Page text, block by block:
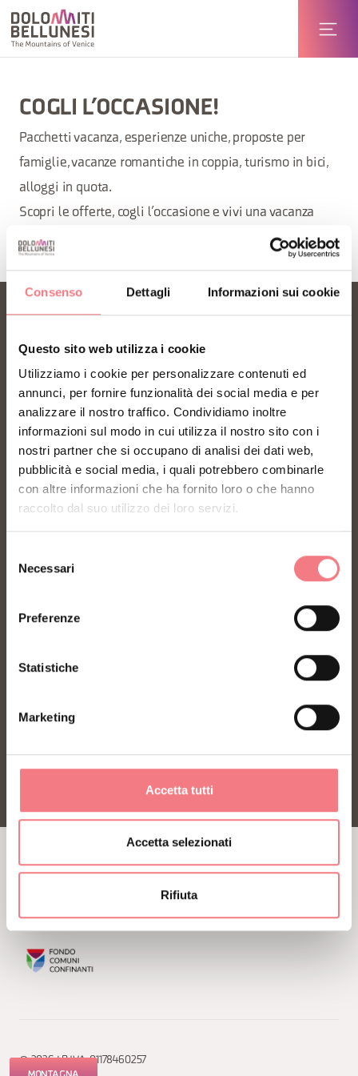
Consenso Dettagli Informazioni sui cookie
Questo sito web utilizza i cookie
Utilizziamo i cookie per personalizzare contenuti ed
annunci, per fornire funzionalità dei social media e per
analizzare il nostro traffico. Condividiamo inoltre
informazioni sul modo in cui utilizza il nostro sito con i
nostri partner che si occupano di analisi dei dati web,
pubblicità e social media, i quali potrebbero combinarle
con altre informazioni che ha fornito loro o che hanno
raccolto dal suo utilizzo dei loro servizi.
delNecessari
Preferenze
Statistiche
Marketing
Accetta tutti
Accetta selezionati
Rifiuta
COGLI L’OCCASIONE!
Pacchetti vacanza, esperienze uniche, proposte per
famiglie, vacanze romantiche in coppia, turismo in bici,
alloggi in quota.
Scopri le offerte, cogli l’occasione e vivi una vacanza
unica!
FONDAZIONE DMO DOLOMITI BELLUNESI
Piazza Santo Stefano 15/17
32100 Belluno - Italia
Privacy
Informativa Cookies
Richiesta informazioni
© 2026 | P.IVA: 01178460257